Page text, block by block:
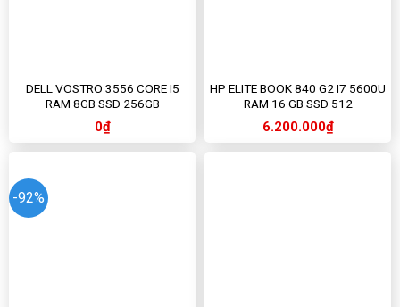
DELL VOSTRO 3556 CORE I5
RAM 8GB SSD 256GB
0₫
HP ELITE BOOK 840 G2 I7 5600U
RAM 16 GB SSD 512
6.200.000₫
-92%